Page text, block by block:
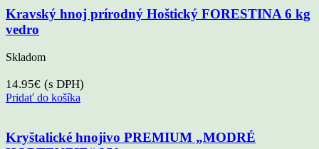
Kravský hnoj prírodný Hoštický FORESTINA 6 kg
vedro
Skladom
14.95€ (s DPH)
Pridať do košíka
Kryštalické hnojivo PREMIUM „MODRÉ